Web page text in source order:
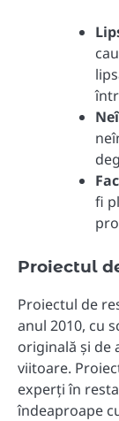
fi
Proiectul
Proiectul de
anul 2010, cu
originală și de
viitoare.
experți în
îndeaproape